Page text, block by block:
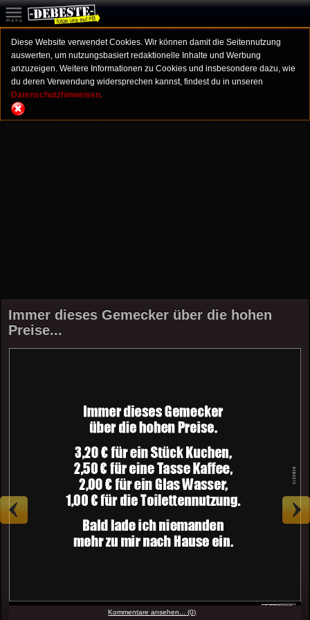
Diese Website verwendet Cookies. Wir können damit die Seitennutzung
auswerten, um nutzungsbasiert redaktionelle Inhalte und Werbung
anzuzeigen. Weitere Informationen zu Cookies und insbesondere dazu, wie
du deren Verwendung widersprechen kannst, findest du in unseren
Datenschutzhinweisen.
Immer dieses Gemecker über die hohen
Preise...
Kommentare ansehen... (0)